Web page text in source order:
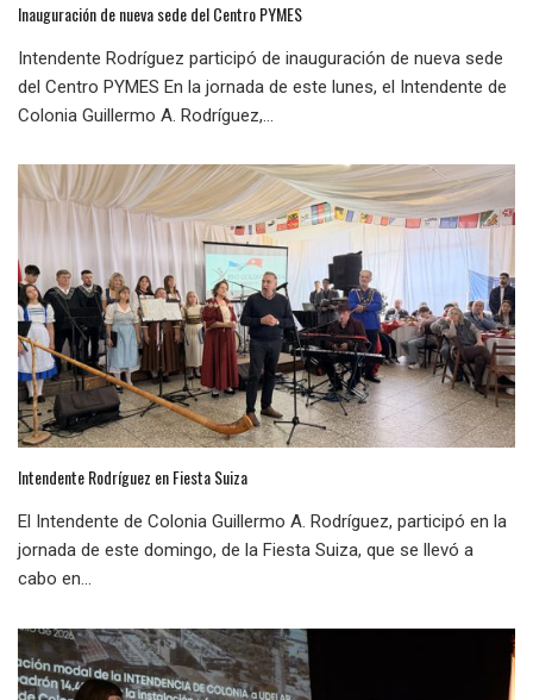
Inauguración de nueva sede del Centro PYMES
Intendente Rodríguez participó de inauguración de nueva sede
del Centro PYMES En la jornada de este lunes, el Intendente de
Colonia Guillermo A. Rodríguez,...
Intendente Rodríguez en Fiesta Suiza
El Intendente de Colonia Guillermo A. Rodríguez, participó en la
jornada de este domingo, de la Fiesta Suiza, que se llevó a
cabo en...